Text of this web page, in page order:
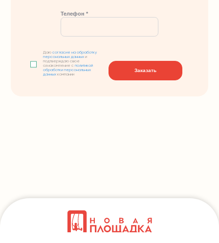
Телефон *
Даюсогласие на обработку
персональных данных и
подтверждаю свое
ознакомление сполитикой
обработки персональных
данных компании
Заказать